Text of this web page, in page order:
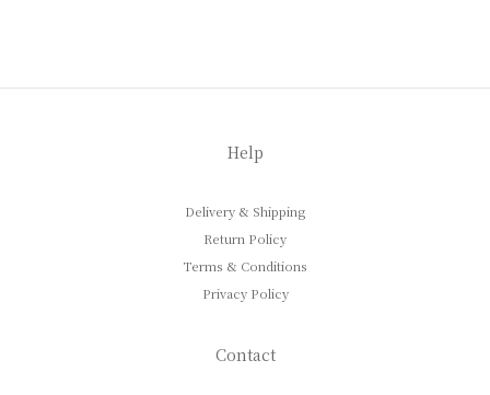
Help
Delivery & Shipping
Return Policy
Terms & Conditions
Privacy Policy
Contact